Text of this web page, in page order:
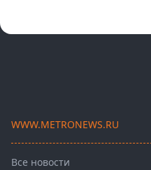
WWW.METRONEWS.RU
Все новости